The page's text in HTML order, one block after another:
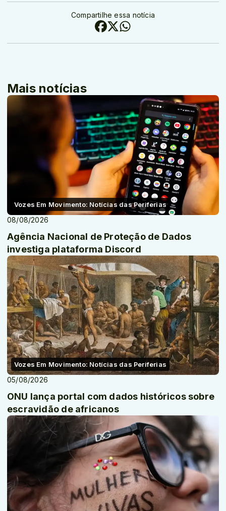
Compartilhe essa notícia
Mais notícias
Vozes Em Movimento: Notícias das Periferias
08/08/2026
Agência Nacional de Proteção de Dados
investiga plataforma Discord
Vozes Em Movimento: Notícias das Periferias
05/08/2026
ONU lança portal com dados históricos sobre
escravidão de africanos